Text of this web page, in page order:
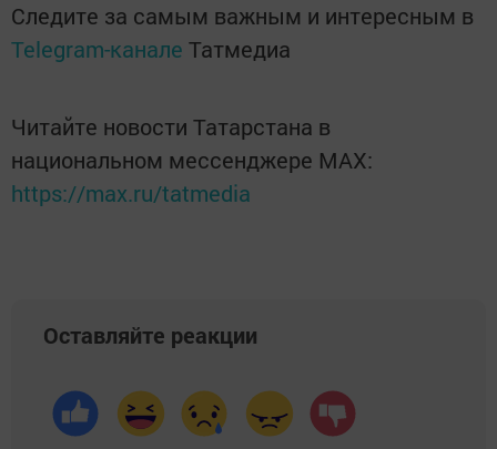
Следите за самым важным и интересным в
Telegram-канале Татмедиа
Читайте новости Татарстана в
национальном мессенджере MАХ:
https://max.ru/tatmedia
Оставляйте реакции